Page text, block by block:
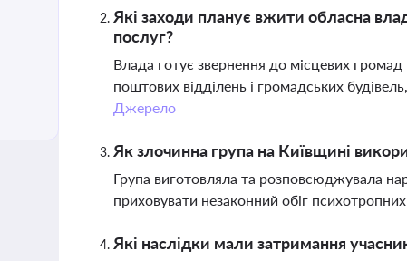
Які заходи планує вжити обласна
послуг?
Влада готує звернення до місцевих
поштових відділень і громадських
Джерело
Як злочинна група на Київщині
Група виготовляла та розповсюджувала
приховувати незаконний обіг
Які наслідки мали затримання